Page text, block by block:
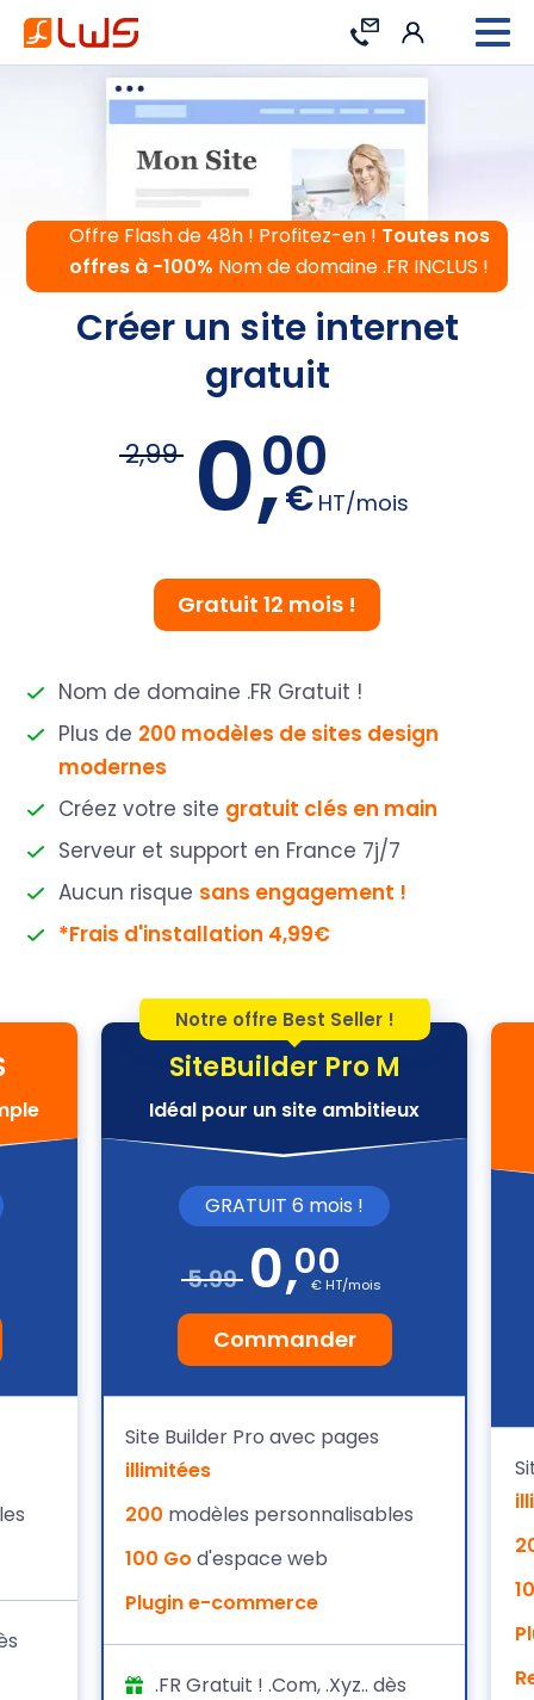
Contact Connexion
Offre Flash de 48h ! Profitez-en ! Toutes nos
offres à -100% Nom de domaine .FR INCLUS !
Créer un site internet
gratuit
Nom de domaine .FR Gratuit !
Plus de 200 modèles de sites design
modernes
Créez votre site gratuit clés en main
Serveur et support en France 7j/7
Aucun risque sans engagement !
*Frais d'installation 4,99€
2,99 0,00
€ HT/mois
Gratuit 12 mois !
Notre offre Best Seller !
SiteBuilder Pro M
Idéal pour un site ambitieux
GRATUIT 6 mois !
5.99 0,00
€ HT/mois
Commander
Site Builder Pro avec pages
illimitées
200 modèles personnalisables
100 Go d'espace web
Plugin e-commerce
.FR Gratuit ! .Com, .Xyz.. dès